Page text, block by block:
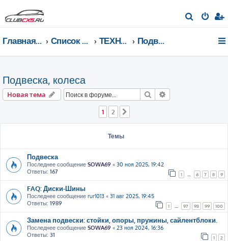
о
Главная страница Список форумов ТЕХНИЧЕСКИЙ РАЗДЕЛ Подвеска, колеса
Подвеска, колеса
Новая тема Поиск
1 2
Темы
Подвеска
Последнее сообщение SOWA69 « 30 ноя 2025, 19:42
Ответы: 167 1 6 7 8 9
FAQ: Диски-Шины
Последнее сообщение rur1013 « 31 авг 2025, 19:45
Ответы: 1989 1 97 98 99 100
Замена подвески: стойки, опоры, пружины, сайлентблоки.
Последнее сообщение SOWA69 « 23 ноя 2024, 16:36
Ответы: 31 1 2